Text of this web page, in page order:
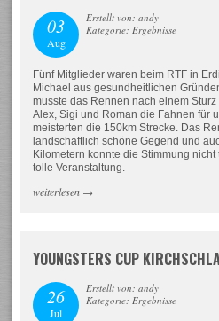
03
Aug
Erstellt von: andy
Kategorie: Ergebnisse
Fünf Mitglieder waren beim RTF in
Michael aus gesundheitlichen
musste das Rennen nach einem
Alex, Sigi und Roman die Fahnen für
meisterten die 150km Strecke. Das
landschaftlich schöne Gegend und
Kilometern konnte die Stimmung
tolle Veranstaltung.
weiterlesen →
YOUNGSTERS CUP
26
Jul
Erstellt von: andy
Kategorie: Ergebnisse